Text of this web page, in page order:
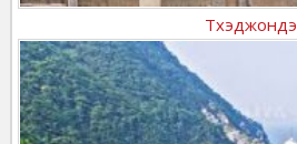
Тхэджондэ